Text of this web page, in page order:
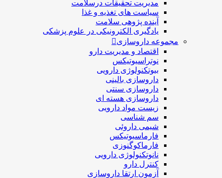
مدیریت تحقیقات درسلامت
سیاست های تغذیه و غذا
آینده پژوهی سلامت
یادگیری الکترونیکی در علوم پزشکی
مجموعه داروسازی
اقتصاد و مديريت دارو
نوتراسیوتیکس
بيوتكنولوژی دارویی
داروسازی بالينی
داروسازی سنتی
داروسازی هسته ای
زیست مواد دارویی
سم شناسی
شيمی داروئی
فارماسيوتيكس
فارماكوگنوزی
نانوتکنولوژی دارویی
كنترل دارو
آزمون ارتقا داروسازی